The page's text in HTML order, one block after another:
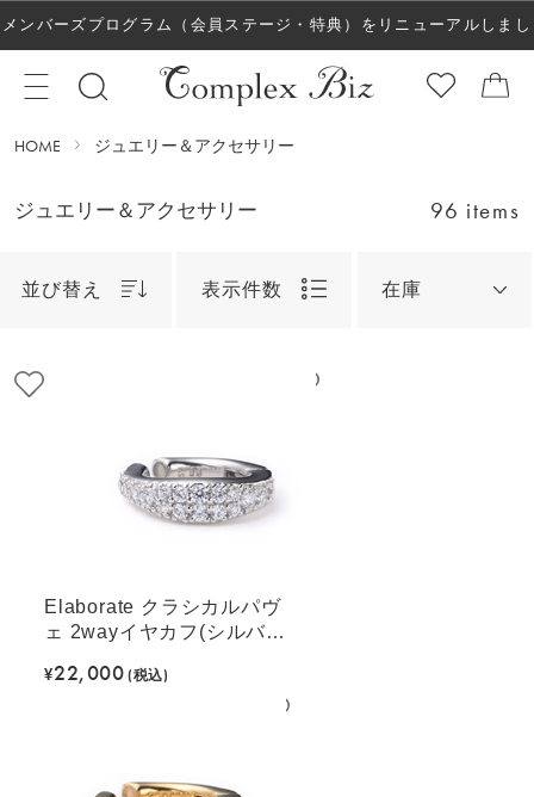
メンバーズプログラム（会員ステージ・特典）をリニューアルしまし
た！
HOME ジュエリー＆アクセサリー
ジュエリー＆アクセサリー 96 items
並び替え 表示件数 在庫
Elaborate クラシカルパヴ
ェ 2wayイヤカフ(シルバー
¥22,000(税込)